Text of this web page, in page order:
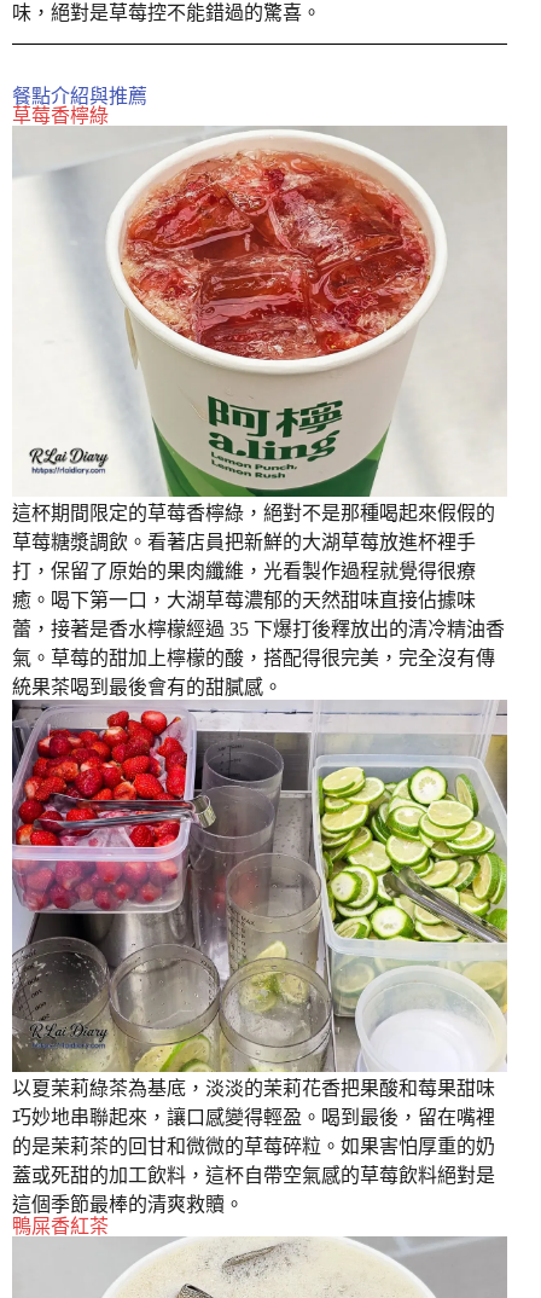
味，絕對是草莓控不能錯過的驚喜。
餐點介紹與推薦
草莓香檸綠
這杯期間限定的草莓香檸綠，絕對不是那種喝起來假假的
草莓糖漿調飲。看著店員把新鮮的大湖草莓放進杯裡手
打，保留了原始的果肉纖維，光看製作過程就覺得很療
癒。喝下第一口，大湖草莓濃郁的天然甜味直接佔據味
蕾，接著是香水檸檬經過 35 下爆打後釋放出的清冷精油香
氣。草莓的甜加上檸檬的酸，搭配得很完美，完全沒有傳
統果茶喝到最後會有的甜膩感。
以夏茉莉綠茶為基底，淡淡的茉莉花香把果酸和莓果甜味
巧妙地串聯起來，讓口感變得輕盈。喝到最後，留在嘴裡
的是茉莉茶的回甘和微微的草莓碎粒。如果害怕厚重的奶
蓋或死甜的加工飲料，這杯自帶空氣感的草莓飲料絕對是
這個季節最棒的清爽救贖。
鴨屎香紅茶